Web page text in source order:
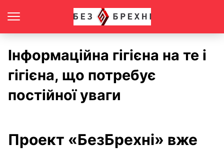
Інформаційна гігієна на те і
гігієна, що потребує
постійної уваги
Проект «БезБрехні» вже